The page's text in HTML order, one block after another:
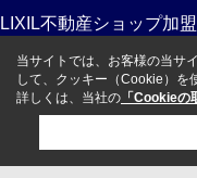
LIXIL不動産ショップ加
当サイトでは、お客様の当サ
して、クッキー（Cookie）を
詳しくは、当社の 「Cookieの